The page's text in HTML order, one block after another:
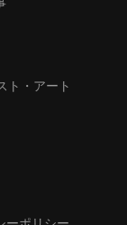
ト・アート